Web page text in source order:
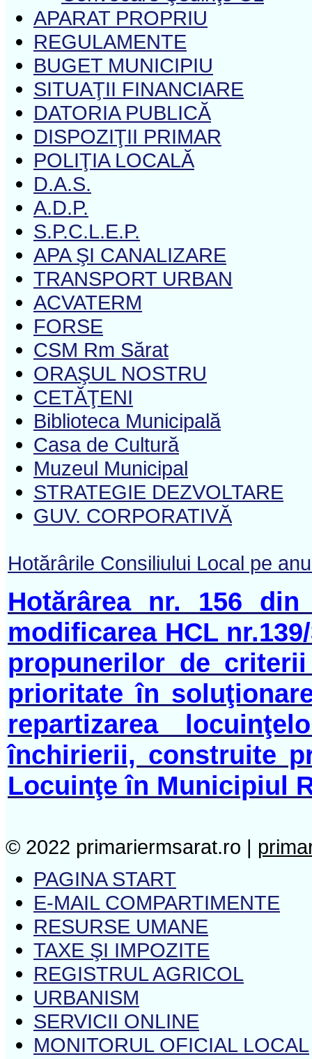
APARAT PROPRIU
REGULAMENTE
BUGET MUNICIPIU
SITUAŢII FINANCIARE
DATORIA PUBLICĂ
DISPOZIŢII PRIMAR
POLIŢIA LOCALĂ
D.A.S.
A.D.P.
S.P.C.L.E.P.
APA ŞI CANALIZARE
TRANSPORT URBAN
ACVATERM
FORSE
CSM Rm Sărat
ORAŞUL NOSTRU
CETĂŢENI
Biblioteca Municipală
Casa de Cultură
Muzeul Municipal
STRATEGIE DEZVOLTARE
GUV. CORPORATIVĂ
Hotărârile Consiliului Local pe
Hotărârea nr. 156
modificarea HCL
propunerilor de
prioritate în
repartizarea
închirierii, construite
Locuinţe în Municipiul
© 2022 primariermsarat.ro |
PAGINA START
E-MAIL COMPARTIMENTE
RESURSE UMANE
TAXE ŞI IMPOZITE
REGISTRUL AGRICOL
URBANISM
SERVICII ONLINE
MONITORUL OFICIAL LOCAL